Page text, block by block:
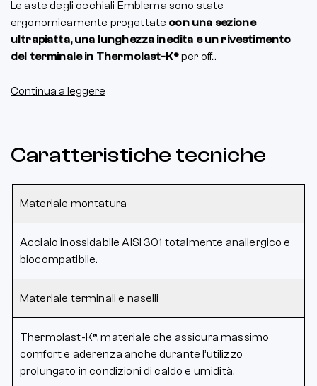
Le aste degli occhiali Emblema sono state
ergonomicamente progettate con una sezione
ultrapiatta, una lunghezza inedita e un rivestimento
del terminale in Thermolast-K®per off...
Continua a leggere
Caratteristiche tecniche
Materiale montatura
Acciaio inossidabile AISI 301 totalmente anallergico e
biocompatibile.
Materiale terminali e naselli
Thermolast-K®, materiale che assicura massimo
comfort e aderenza anche durante l’utilizzo
prolungato in condizioni di caldo e umidità.